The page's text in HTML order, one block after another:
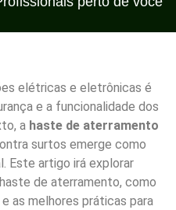
elétricas e eletrônicas é
e a funcionalidade dos
a haste de aterramento
surtos emerge como
Este artigo irá explorar
de aterramento, como
as melhores práticas para